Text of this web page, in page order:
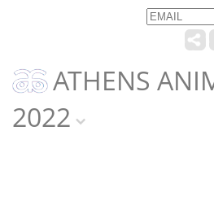
Email
ATHENS
2022